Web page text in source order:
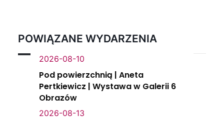
POWIĄZANE WYDARZENIA
2026-08-10
Pod powierzchnią | Aneta
Pertkiewicz | Wystawa w Galerii 6
Obrazów
2026-08-13